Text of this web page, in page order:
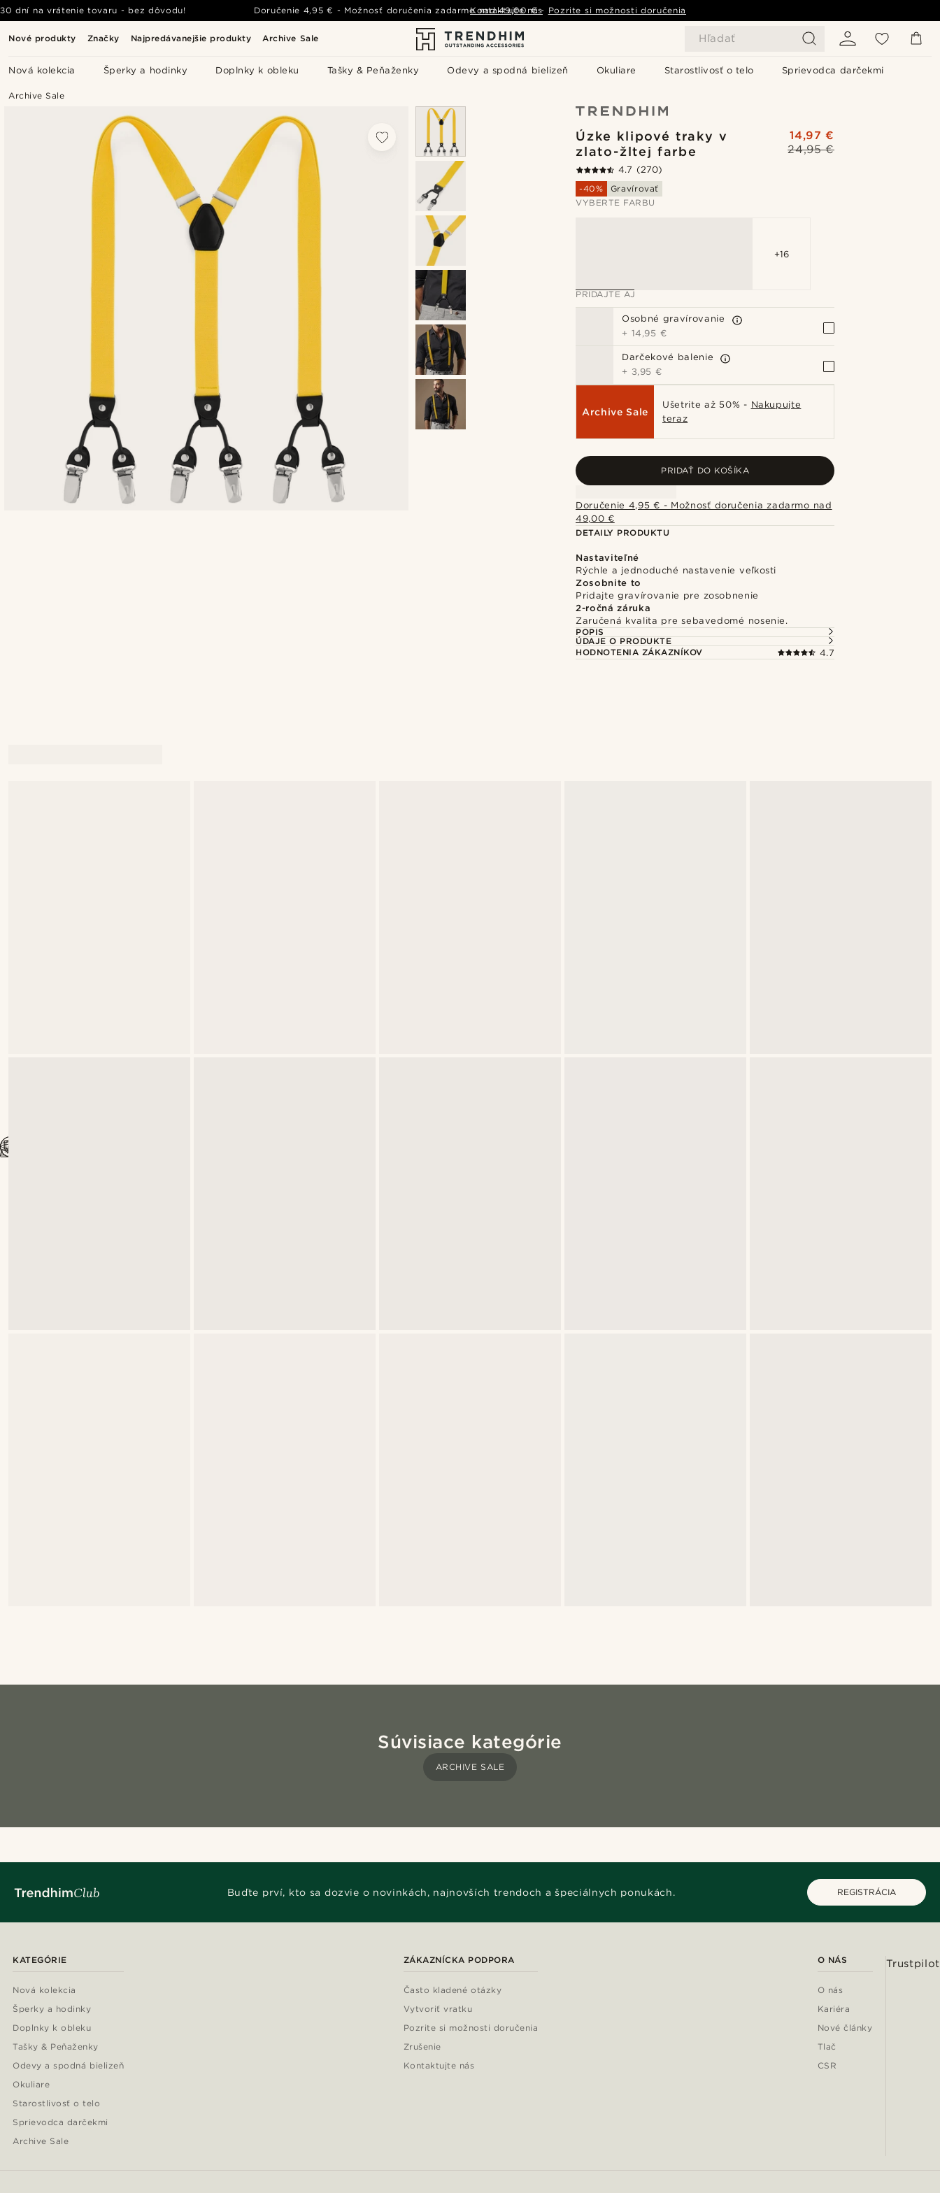
Nové produkty Značky Najpredávanejšie produkty Archive Sale Hľadať
Nová kolekcia Šperky a hodinky Doplnky k obleku Tašky & Peňaženky Odevy a spodná bielizeň Okuliare Starostlivosť o telo Sprievodca darčekmi
30 dní na vrátenie tovaru - bez dôvodu! Doručenie 4,95 € - Možnosť doručenia zadarmo nad 49,00 € - Pozrite si možnosti doručenia
Kontaktujte nás
Archive Sale
Úzke klipové traky v
zlato-žltej farbe
24,95 €
14,97 €
4.7 (270)
-40%
Gravírovať
VYBERTE FARBU
+16
PRIDAJTE AJ
Osobné gravírovanie
+ 14,95 €
Darčekové balenie
+ 3,95 €
Archive Sale
Ušetrite až 50% - Nakupujte
teraz
PRIDAŤ DO KOŠÍKA
Doručenie 4,95 € - Možnosť doručenia zadarmo nad
49,00 €
DETAILY PRODUKTU
Nastaviteľné
Rýchle a jednoduché nastavenie veľkosti
Zosobnite to
Pridajte gravírovanie pre zosobnenie
2-ročná záruka
Zaručená kvalita pre sebavedomé nosenie.
POPIS
ÚDAJE O PRODUKTE
HODNOTENIA ZÁKAZNÍKOV
4.7
Súvisiace kategórie
ARCHIVE SALE
Buďte prví, kto sa dozvie o novinkách, najnovších trendoch a špeciálnych ponukách. REGISTRÁCIA
KATEGÓRIE
Nová kolekcia
Šperky a hodinky
Doplnky k obleku
Tašky & Peňaženky
Odevy a spodná bielizeň
Okuliare
Starostlivosť o telo
Sprievodca darčekmi
Archive Sale
ZÁKAZNÍCKA PODPORA
Často kladené otázky
Vytvoriť vratku
Pozrite si možnosti doručenia
Zrušenie
Kontaktujte nás
O NÁS
O nás
Kariéra
Nové články
Tlač
CSR
Trustpilot